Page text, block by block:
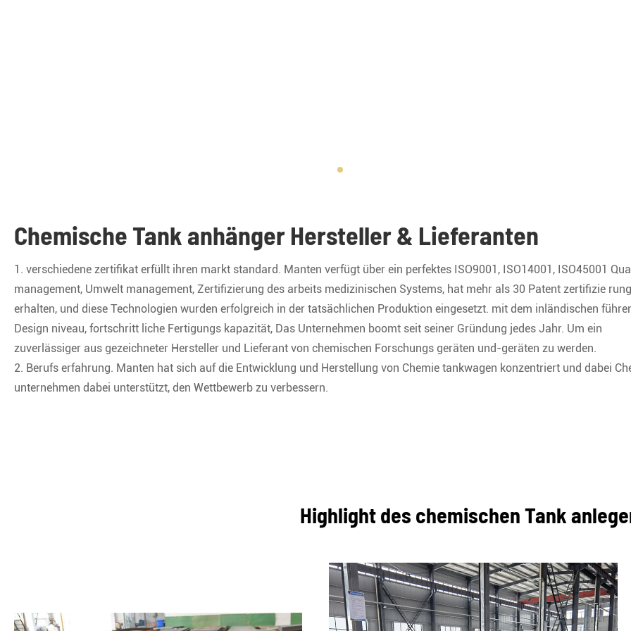
Chemische Tank anhänger Hersteller & Lieferanten
1. verschiedene zertifikat erfüllt ihren markt standard. Manten verfügt über ein perfektes ISO9001, ISO14001, ISO45001
management, Umwelt management, Zertifizierung des arbeits medizinischen Systems, hat mehr als 30 Patent zertifizie
erhalten, und diese Technologien wurden erfolgreich in der tatsächlichen Produktion eingesetzt. mit dem inländischen
Design niveau, fortschritt liche Fertigungs kapazität, Das Unternehmen boomt seit seiner Gründung jedes Jahr. Um ein
zuverlässiger aus gezeichneter Hersteller und Lieferant von chemischen Forschungs geräten und-geräten zu werden.
2. Berufs erfahrung. Manten hat sich auf die Entwicklung und Herstellung von Chemie tankwagen konzentriert und dabei
unternehmen dabei unterstützt, den Wettbewerb zu verbessern.
Highlight des chemischen Tank